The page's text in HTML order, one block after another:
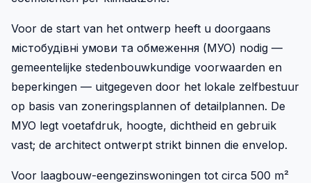
Voor de start van het ontwerp heeft u doorgaans
містобудівні умови та обмеження (МУО) nodig —
gemeentelijke stedenbouwkundige voorwaarden en
beperkingen — uitgegeven door het lokale zelfbestuur
op basis van zoneringsplannen of detailplannen. De
МУО legt voetafdruk, hoogte, dichtheid en gebruik
vast; de architect ontwerpt strikt binnen die envelop.
Voor laagbouw-eengezinswoningen tot circa 500 m²